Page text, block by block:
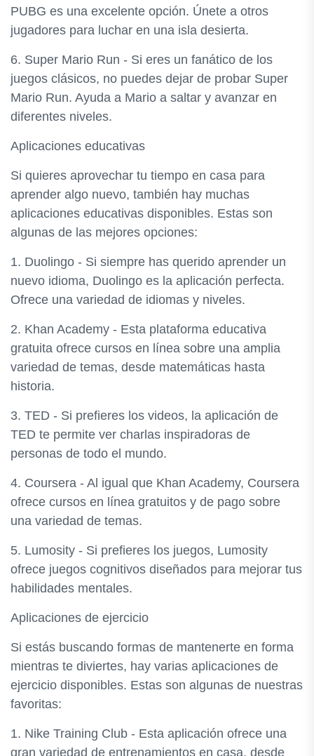
PUBG es una excelente opción. Únete a otros
jugadores para luchar en una isla desierta.
6. Super Mario Run - Si eres un fanático de los
juegos clásicos, no puedes dejar de probar Super
Mario Run. Ayuda a Mario a saltar y avanzar en
diferentes niveles.
Aplicaciones educativas
Si quieres aprovechar tu tiempo en casa para
aprender algo nuevo, también hay muchas
aplicaciones educativas disponibles. Estas son
algunas de las mejores opciones:
1. Duolingo - Si siempre has querido aprender un
nuevo idioma, Duolingo es la aplicación perfecta.
Ofrece una variedad de idiomas y niveles.
2. Khan Academy - Esta plataforma educativa
gratuita ofrece cursos en línea sobre una amplia
variedad de temas, desde matemáticas hasta
historia.
3. TED - Si prefieres los videos, la aplicación de
TED te permite ver charlas inspiradoras de
personas de todo el mundo.
4. Coursera - Al igual que Khan Academy, Coursera
ofrece cursos en línea gratuitos y de pago sobre
una variedad de temas.
5. Lumosity - Si prefieres los juegos, Lumosity
ofrece juegos cognitivos diseñados para mejorar tus
habilidades mentales.
Aplicaciones de ejercicio
Si estás buscando formas de mantenerte en forma
mientras te diviertes, hay varias aplicaciones de
ejercicio disponibles. Estas son algunas de nuestras
favoritas:
1. Nike Training Club - Esta aplicación ofrece una
gran variedad de entrenamientos en casa, desde